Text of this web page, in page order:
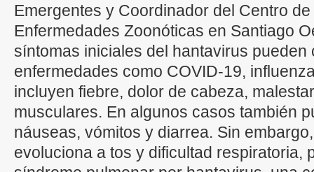
Emergentes y Coordinador del Centro
Enfermedades Zoonóticas en Santiago
síntomas iniciales del hantavirus pueden
enfermedades como COVID-19,
incluyen fiebre, dolor de cabeza,
musculares. En algunos casos también
náuseas, vómitos y diarrea. Sin
evoluciona a tos y dificultad respiratoria,